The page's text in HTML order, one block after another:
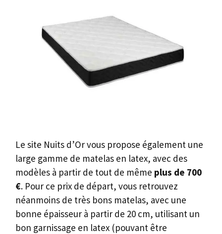
Le site Nuits d’Or vous propose également une
large gamme de matelas en latex, avec des
modèles à partir de tout de même plus de 700
€. Pour ce prix de départ, vous retrouvez
néanmoins de très bons matelas, avec une
bonne épaisseur à partir de 20 cm, utilisant un
bon garnissage en latex (pouvant être